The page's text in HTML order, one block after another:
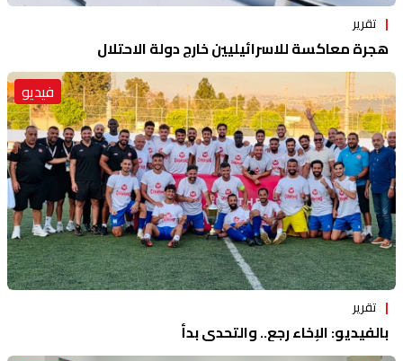
تقرير
هجرة معاكسة للاسرائيليين خارج دولة الاحتلال
فيديو
تقرير
بالفيديو: الإخاء رجع.. والتحدي بدأ